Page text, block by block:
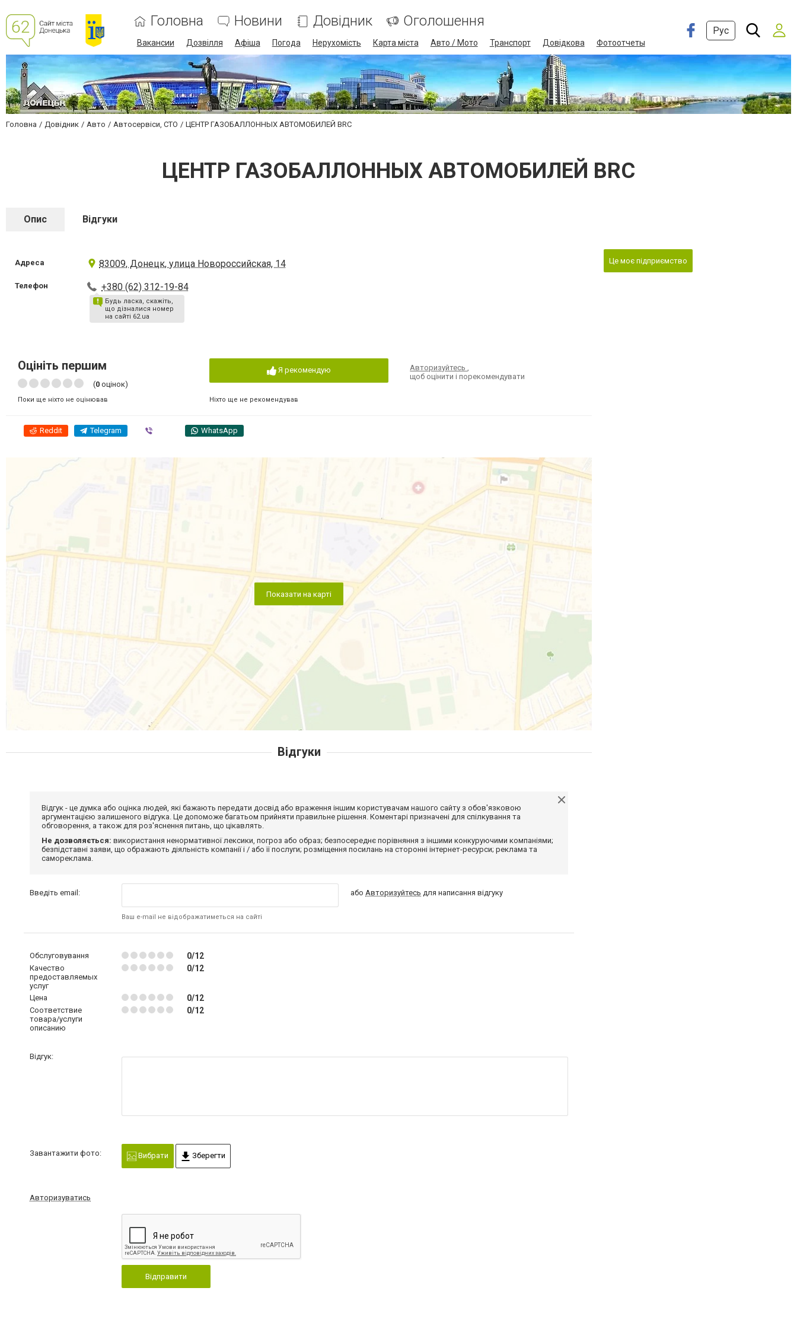
Головна Новини Довідник Оголошення
Вакансии Дозвілля Афіша Погода Нерухомість Карта міста Авто / Мото Транспорт Довідкова Фотоотчеты
Рус
Головна Довідник Авто Автосервіси, СТО ЦЕНТР ГАЗОБАЛЛОННЫХ АВТОМОБИЛЕЙ BRC
ЦЕНТР ГАЗОБАЛЛОННЫХ АВТОМОБИЛЕЙ BRC
Опис Відгуки
Адреса 83009, Донецк, улица Новороссийская, 14
Телефон +380 (62) 312-19-84
Будь ласка, скажіть,
що дізналися номер
на сайті 62.ua
Оцініть першим
(0 оцінок)
Поки ще ніхто не оцінював
Я рекомендую
Ніхто ще не рекомендував
Авторизуйтесь,
щоб оцінити і порекомендувати
Reddit Telegram WhatsApp
Показати на карті
Це моє підприємство
Відгуки
Відгук - це думка або оцінка людей, які бажають передати досвід або враження іншим користувачам нашого сайту з обов'язковою
аргументацією залишеного відгука. Це допоможе багатьом прийняти правильне рішення. Коментарі призначені для спілкування та
обговорення, а також для роз'яснення питань, що цікавлять.
Не дозволяється: використання ненормативної лексики, погроз або образ; безпосереднє порівняння з іншими конкуруючими компаніями;
безпідставні заяви, що ображають діяльність компанії і / або її послуги; розміщення посилань на сторонні інтернет-ресурси; реклама та
самореклама.
Введіть email:
Ваш e-mail не відображатиметься на сайті
абоАвторизуйтесь для написання відгуку
Обслуговування 0/12
Качество
предоставляемых
услуг
0/12
Цена 0/12
Соответствие
товара/услуги
описанию
0/12
Відгук:
Завантажити фото: Вибрати Зберегти
Авторизуватись
Відправити